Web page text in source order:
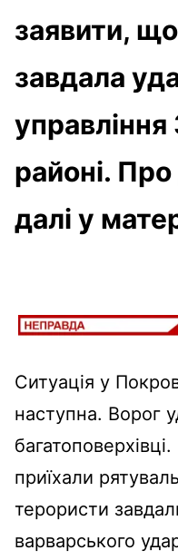
заявити,
завдала
районі. Про
далі у
Ситуація у
наступна. Ворог
приїхали
терористи
варварського